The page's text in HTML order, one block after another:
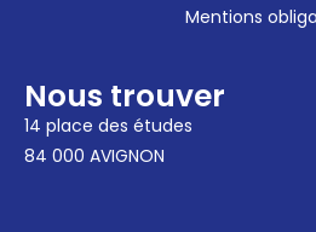
Mentions
Nous trouver
14 place des études
84 000 AVIGNON